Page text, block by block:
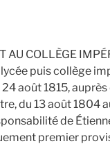
AU COLLÈGE
puis collège
août 1815,
du 13 août 1804
de
premier